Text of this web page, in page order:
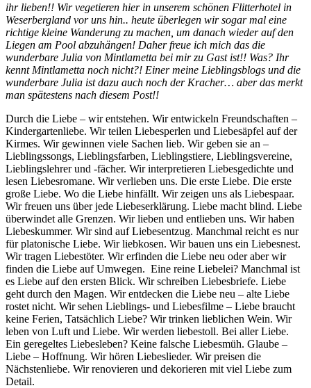
ihr lieben!! Wir vegetieren hier in unserem schönen Flitterhotel in
Weserbergland vor uns hin.. heute überlegen wir sogar mal eine
richtige kleine Wanderung zu machen, um danach wieder auf den
Liegen am Pool abzuhängen! Daher freue ich mich das die
wunderbare Julia von Mintlametta bei mir zu Gast ist!! Was? Ihr
kennt Mintlametta noch nicht?! Einer meine Lieblingsblogs und die
wunderbare Julia ist dazu auch noch der Kracher… aber das merkt
man spätestens nach diesem Post!!
Durch die Liebe – wir entstehen. Wir entwickeln Freundschaften –
Kindergartenliebe. Wir teilen Liebesperlen und Liebesäpfel auf der
Kirmes. Wir gewinnen viele Sachen lieb. Wir geben sie an –
Lieblingssongs, Lieblingsfarben, Lieblingstiere, Lieblingsvereine,
Lieblingslehrer und -fächer. Wir interpretieren Liebesgedichte und
lesen Liebesromane. Wir verlieben uns. Die erste Liebe. Die erste
große Liebe. Wo die Liebe hinfällt. Wir zeigen uns als Liebespaar.
Wir freuen uns über jede Liebeserklärung. Liebe macht blind. Liebe
überwindet alle Grenzen. Wir lieben und entlieben uns. Wir haben
Liebeskummer. Wir sind auf Liebesentzug. Manchmal reicht es nur
für platonische Liebe. Wir liebkosen. Wir bauen uns ein Liebesnest.
Wir tragen Liebestöter. Wir erfinden die Liebe neu oder aber wir
finden die Liebe auf Umwegen. Eine reine Liebelei? Manchmal ist
es Liebe auf den ersten Blick. Wir schreiben Liebesbriefe. Liebe
geht durch den Magen. Wir entdecken die Liebe neu – alte Liebe
rostet nicht. Wir sehen Lieblings- und Liebesfilme – Liebe braucht
keine Ferien, Tatsächlich Liebe? Wir trinken lieblichen Wein. Wir
leben von Luft und Liebe. Wir werden liebestoll. Bei aller Liebe.
Ein geregeltes Liebesleben? Keine falsche Liebesmüh. Glaube –
Liebe – Hoffnung. Wir hören Liebeslieder. Wir preisen die
Nächstenliebe. Wir renovieren und dekorieren mit viel Liebe zum
Detail.